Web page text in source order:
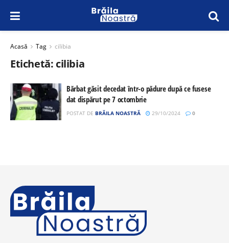
Acasă Tag cilibia
Etichetă: cilibia
Bărbat găsit decedat într-o pădure după ce fusese
dat dispărut pe 7 octombrie
POSTAT DE BRĂILA NOASTRĂ 29/10/2024 0